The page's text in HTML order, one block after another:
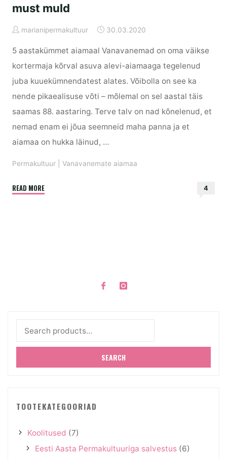
must muld
marianipermakultuur 30.03.2020
5 aastakümmet aiamaal Vanavanemad on oma väikse
kortermaja kõrval asuva alevi-aiamaaga tegelenud
juba kuuekümnendatest alates. Võibolla on see ka
nende pikaealisuse võti – mõlemal on sel aastal täis
saamas 88. aastaring. Terve talv on nad kõnelenud, et
nemad enam ei jõua seemneid maha panna ja et
aiamaa on hukka läinud, …
Permakultuur Vanavanemate aiamaa
READ MORE"Vanavanemate
4
Search
SEARCH
TOOTEKATEGOORIAD
Koolitused (7)
Eesti Aasta Permakultuuriga salvestus (6)